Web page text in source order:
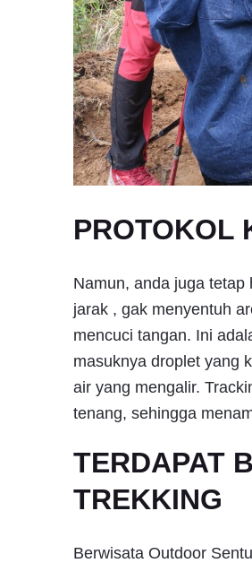
PROTOKOL
Namun, anda juga
jarak , gak menyentuh
mencuci tangan. Ini
masuknya droplet yang
air yang mengalir.
tenang, sehingga
TERDAPAT
TREKKING
Berwisata Outdoor